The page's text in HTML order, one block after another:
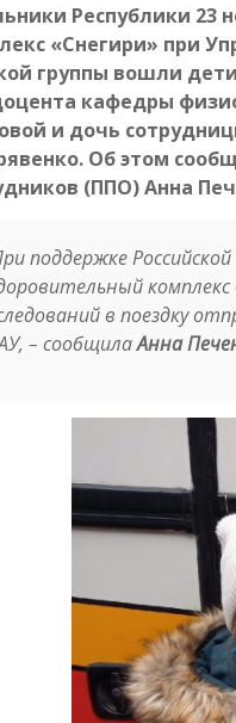
Республики 23
«Снегири» при
группы вошли дети
кафедры
и дочь
Об этом
(ППО) Анна
поддержке
комплекс
в поездку
, – сообщилаАнна